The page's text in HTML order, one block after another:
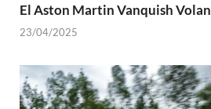
El Aston Martin Vanquish
23/04/2025